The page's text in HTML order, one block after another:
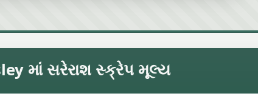
માં સરેરાશ સ્ક્રેપ મૂલ્ય